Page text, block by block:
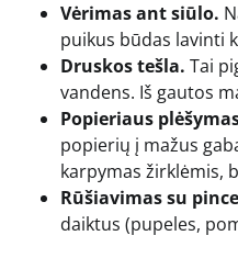
Vėrimas ant siūlo.
puikus būdas lavinti
Druskos tešla. Tai
vandens. Iš gautos
Popieriaus
popierių į mažus
karpymas žirklėmis,
Rūšiavimas su
daiktus (pupeles,